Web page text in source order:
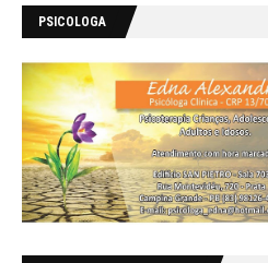
PSICOLOGA